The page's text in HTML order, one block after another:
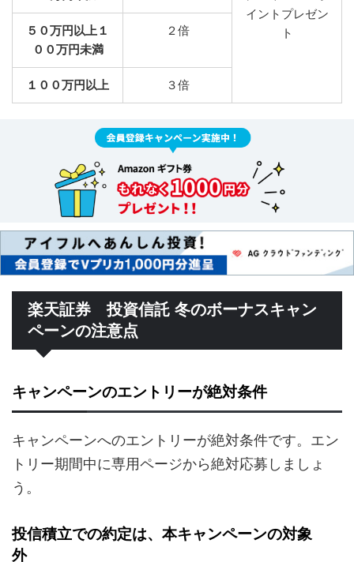
イントプレゼン
ト
５０万円以上１
００万円未満
２倍
１００万円以上 ３倍
楽天証券 投資信託 冬のボーナスキャン
ペーンの注意点
キャンペーンのエントリーが絶対条件
キャンペーンへのエントリーが絶対条件です。エン
トリー期間中に専用ページから絶対応募しましょ
う。
投信積立での約定は、本キャンペーンの対象
外